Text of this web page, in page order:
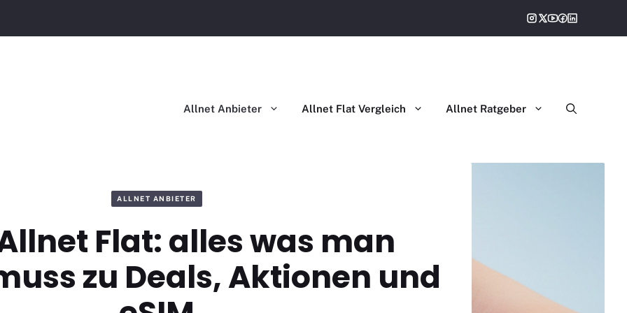
Allnet Anbieter Allnet Flat Vergleich Allnet Ratgeber
ALLNET ANBIETER
Flat: alles was man
zu Deals, Aktionen und